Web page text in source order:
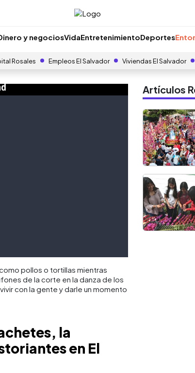
y negociosVidaEntretenimientoDeportes
Rosales Empleos El Salvador Viviendas El Salvador
pollos o tortillas mientras
de la corte en la danza de los
con la gente y darle un momento
la
en El
Artículos